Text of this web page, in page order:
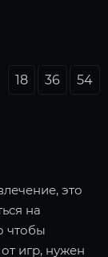
18 36 54
это
на
чтобы
игр, нужен